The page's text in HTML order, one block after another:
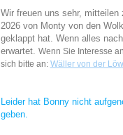
Wir freuen uns sehr,
2026 von Monty von den
geklappt hat. Wenn alles
erwartet. Wenn Sie Interesse
sich bitte an: Wäller von der
Leider hat Bonny nicht
geben.